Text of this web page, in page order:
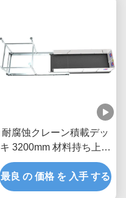
耐腐蚀クレーン積載デッ
キ 3200mm 材料持ち上げ
プラットフォーム
最良 の 価格 を 入手 する